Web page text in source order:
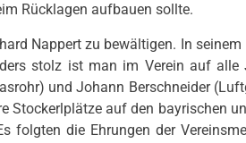
Rücklagen aufbauen sollte.
Nappert zu bewältigen. In
stolz ist man im Verein auf alle
und Johann Berschneider
Stockerlplätze auf den bayrischen
folgten die Ehrungen der